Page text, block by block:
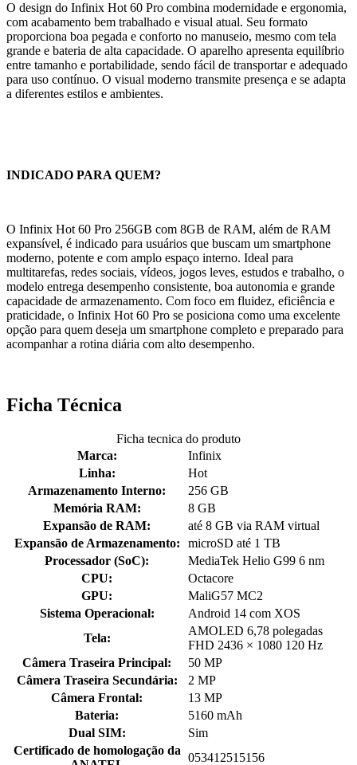
O design do Infinix Hot 60 Pro combina modernidade e ergonomia,
com acabamento bem trabalhado e visual atual. Seu formato
proporciona boa pegada e conforto no manuseio, mesmo com tela
grande e bateria de alta capacidade. O aparelho apresenta equilíbrio
entre tamanho e portabilidade, sendo fácil de transportar e adequado
para uso contínuo. O visual moderno transmite presença e se adapta
a diferentes estilos e ambientes.
INDICADO PARA QUEM?
O Infinix Hot 60 Pro 256GB com 8GB de RAM, além de RAM
expansível, é indicado para usuários que buscam um smartphone
moderno, potente e com amplo espaço interno. Ideal para
multitarefas, redes sociais, vídeos, jogos leves, estudos e trabalho, o
modelo entrega desempenho consistente, boa autonomia e grande
capacidade de armazenamento. Com foco em fluidez, eficiência e
praticidade, o Infinix Hot 60 Pro se posiciona como uma excelente
opção para quem deseja um smartphone completo e preparado para
acompanhar a rotina diária com alto desempenho.
Ficha Técnica
Ficha tecnica do produto
Marca:
Infinix
Linha:
Hot
Armazenamento Interno:
256 GB
Memória RAM:
8 GB
Expansão de RAM:
até 8 GB via RAM virtual
Expansão de Armazenamento:
microSD até 1 TB
Processador (SoC):
MediaTek Helio G99 6 nm
CPU:
Octacore
GPU:
MaliG57 MC2
Sistema Operacional:
Android 14 com XOS
Tela:
AMOLED 6,78 polegadas
FHD 2436 × 1080 120 Hz
Câmera Traseira Principal:
50 MP
Câmera Traseira Secundária:
2 MP
Câmera Frontal:
13 MP
Bateria:
5160 mAh
Dual SIM:
Sim
Certificado de homologação da
053412515156